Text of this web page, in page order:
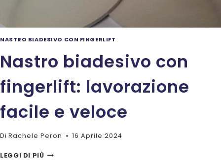
NASTRO BIADESIVO CON FINGERLIFT
Nastro biadesivo con
fingerlift: lavorazione
facile e veloce
Di Rachele Peron 16 Aprile 2024
LEGGI DI PIÙNASTRO